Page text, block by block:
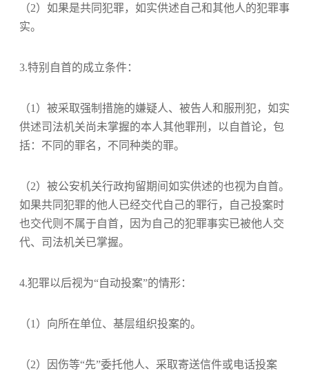
（2）如果是共同犯罪，如实供述自己和其他人的犯罪事
实。
3.特别自首的成立条件：
（1）被采取强制措施的嫌疑人、被告人和服刑犯，如实
供述司法机关尚未掌握的本人其他罪刑，以自首论，包
括：不同的罪名，不同种类的罪。
（2）被公安机关行政拘留期间如实供述的也视为自首。
如果共同犯罪的他人已经交代自己的罪行，自己投案时
也交代则不属于自首，因为自己的犯罪事实已被他人交
代、司法机关已掌握。
4.犯罪以后视为“自动投案”的情形：
（1）向所在单位、基层组织投案的。
（2）因伤等“先”委托他人、采取寄送信件或电话投案